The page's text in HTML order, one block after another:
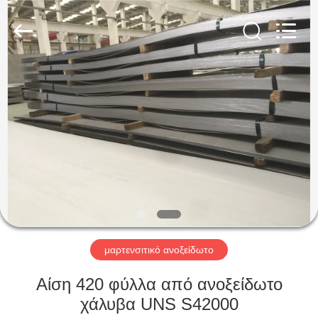
ΣΠΊΤΙ
ΠΡΟΪΌΝΤΑ
ΠΕΡΊΠΟΥ
ΕΜΕΊΣ
ΓΎΡΟΣ
ΕΡΓΟΣΤΑΣΊΩΝ
Special
Steel
Co.,
Ltd.
Rights
Reserved.
μαρτενσιτικό ανοξείδωτο
Αίση 420 φύλλα από ανοξείδωτο
χάλυβα UNS S42000